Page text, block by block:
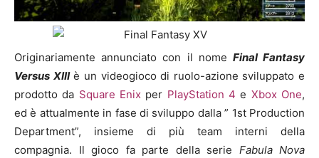
Originariamente annunciato con il nome Final Fantasy
Versus XIIIè un videogioco di ruolo-azione sviluppato e
prodotto da Square Enix per PlayStation 4 e Xbox One,
ed è attualmente in fase di sviluppo dalla ” 1st Production
Department”, insieme di più team interni della
compagnia. Il gioco fa parte della serie Fabula Nova